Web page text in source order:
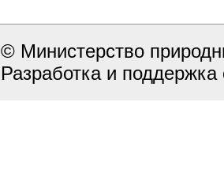
© Министерство
Разработка и